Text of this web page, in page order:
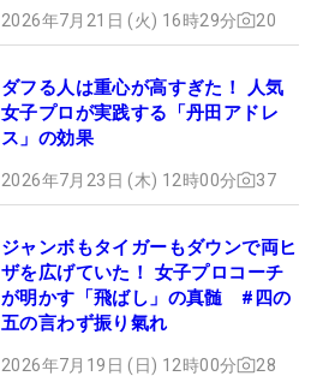
2026年7月21日 (火) 16時29分 20
ダフる人は重心が高すぎた！ 人気
女子プロが実践する「丹田アドレ
ス」の効果
2026年7月23日 (木) 12時00分 37
ジャンボもタイガーもダウンで両ヒ
ザを広げていた！ 女子プロコーチ
が明かす「飛ばし」の真髄 #四の
五の言わず振り氣れ
2026年7月19日 (日) 12時00分 28